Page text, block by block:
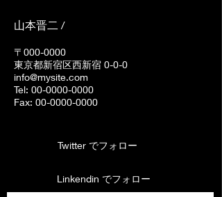
山本晋二 /
〒000-0000
東京都新宿区西新宿 0-0-0
info@mysite.com
Tel: 00-0000-0000
Fax: 00-0000-0000
Twitter でフォロー
Linkendin でフォロー